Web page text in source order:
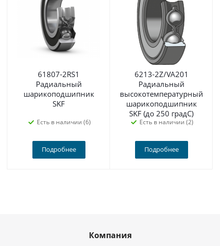
61807-2RS1
Радиальный
шарикоподшипник
SKF
Есть в наличии (6)
Подробнее
6213-2Z/VA201
Радиальный
высокотемпературный
шарикоподшипник
SKF (до 250 градС)
Есть в наличии (2)
Подробнее
Компания